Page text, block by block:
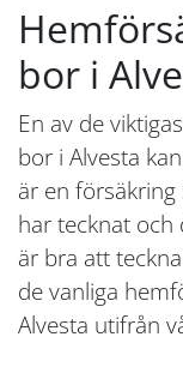
bor i
En av de
bor i Alvesta
är en
har tecknat
är bra att
de vanliga
Alvesta utifrån